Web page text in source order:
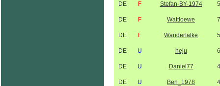
DE F Stefan-BY-1974
DE F Wattloewe
DE F Wanderfalke
DE U heju
DE U Daniel77
DE U Ben_1978